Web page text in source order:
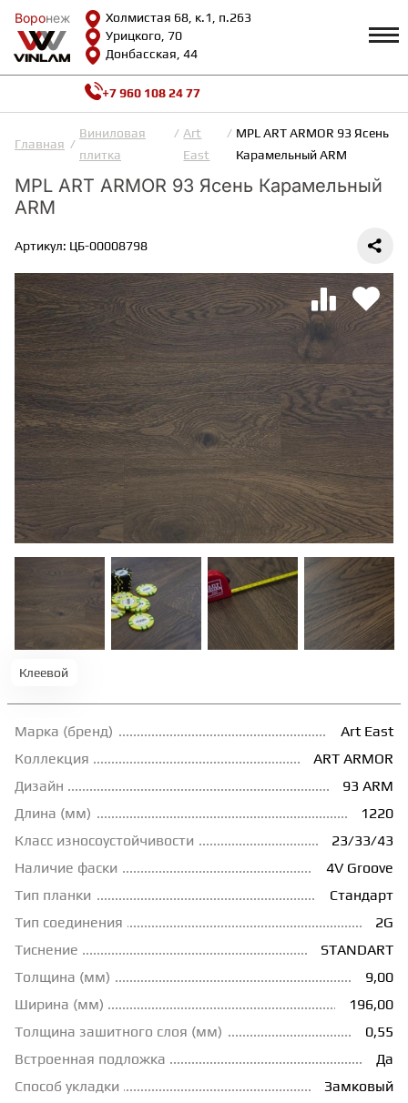
Воронеж
Холмистая 68, к.1, п.263
Урицкого, 70
Донбасская, 44
Воронеж
КАТАЛОГ Профиль
Возврат и гарантии
Сотрудничество
Видеообзоры
Как выбрать
Калькулятор
О нас
Контакты
ВИНИЛОВАЯ ПЛИТКА
ЛАМИНАТ
ИНЖЕНЕРНАЯ ДОСКА
ПАРКЕТНАЯ ДОСКА
ТЕРРАСНАЯ ДОСКА
КОВРОВАЯ ПЛИТКА
МОДУЛЬНЫЕ ПВХ
ПОДЛОЖКА
КЛЕЙ
НАЛИВНОЙ ПОЛ
ГРУНТОВКИ
ЭКОМАССИВ
МАССИВНАЯ ДОСКА
+7 960 108 24 77
Главная
Виниловая
плитка
Art
East
MPL ART ARMOR 93 Ясень
Карамельный ARM
MPL ART ARMOR 93 Ясень Карамельный
ARM
Артикул: ЦБ-00008798
Клеевой
Марка (бренд)
Art East
Коллекция
ART ARMOR
Дизайн
93 ARM
Длина (мм)
1220
Класс износоустойчивости
23/33/43
Наличие фаски
4V Groove
Тип планки
Стандарт
Тип соединения
2G
Тиснение
STANDART
Толщина (мм)
9,00
Ширина (мм)
196,00
Толщина зашитного слоя (мм)
0,55
Встроенная подложка
Да
Способ укладки
Замковый